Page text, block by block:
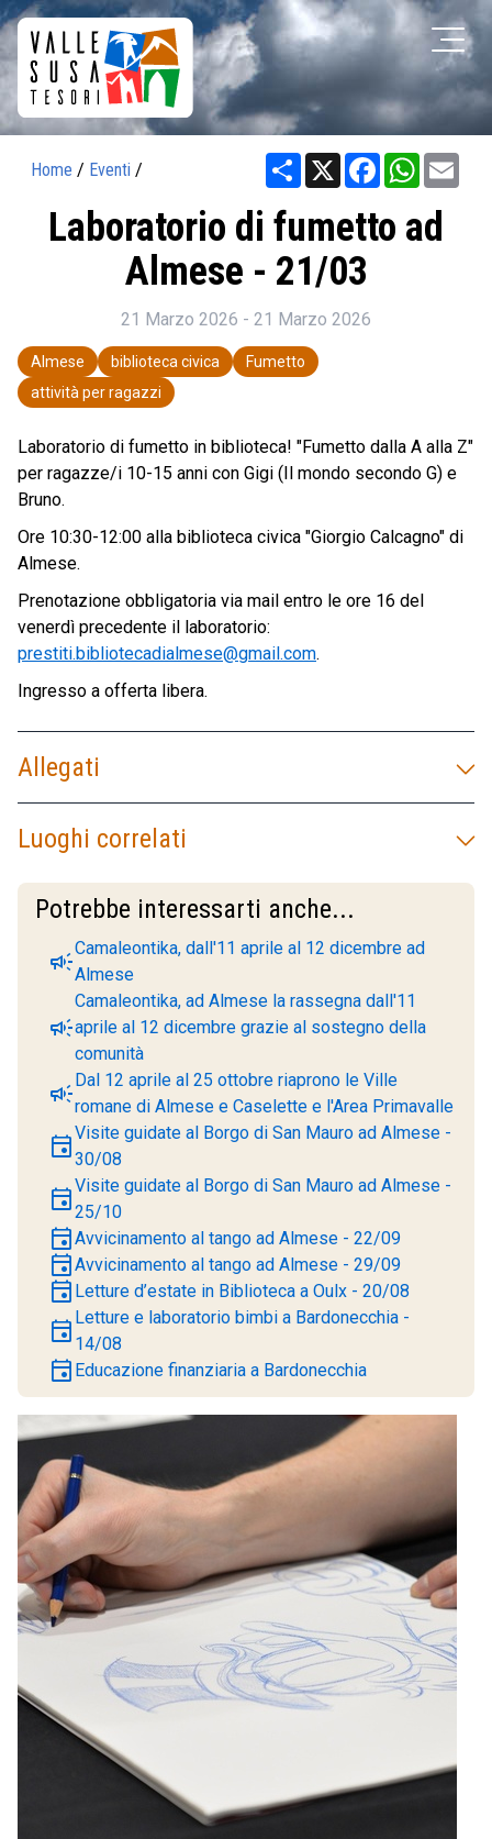
Home / Eventi / Share X Facebook
Laboratorio di fumetto ad
Almese - 21/03
21 Marzo 2026 - 21 Marzo 2026
Almese biblioteca civica
Fumetto
attività per ragazzi
Laboratorio di fumetto in biblioteca! "Fumetto dalla A alla Z"
per ragazze/i 10-15 anni con Gigi (Il mondo secondo G) e
Bruno.
Ore 10:30-12:00 alla biblioteca civica "Giorgio Calcagno" di
Almese.
Prenotazione obbligatoria via mail entro le ore 16 del
venerdì precedente il laboratorio:
prestiti.bibliotecadialmese@gmail.com.
Ingresso a offerta libera.
Allegati
Luoghi correlati
Potrebbe interessarti anche...
campaignCamaleontika, dall'11 aprile al 12 dicembre ad
Almese
campaign
Camaleontika, ad Almese la rassegna dall'11
aprile al 12 dicembre grazie al sostegno della
comunità
campaignDal 12 aprile al 25 ottobre riaprono le Ville
romane di Almese e Caselette e l'Area Primavalle
eventVisite guidate al Borgo di San Mauro ad Almese -
30/08
eventVisite guidate al Borgo di San Mauro ad Almese -
25/10
eventAvvicinamento al tango ad Almese - 22/09
eventAvvicinamento al tango ad Almese - 29/09
event Letture d’estate in Biblioteca a Oulx - 20/08
event Letture e laboratorio bimbi a Bardonecchia -
14/08
event Educazione finanziaria a Bardonecchia